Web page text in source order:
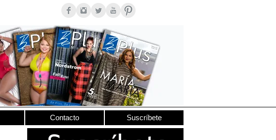
Contacto Suscríbete